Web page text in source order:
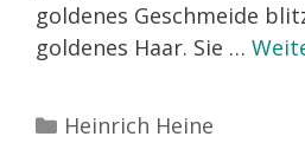
goldenes Geschmeide
goldenes Haar. Sie …
Kategorien
Heinrich Heine